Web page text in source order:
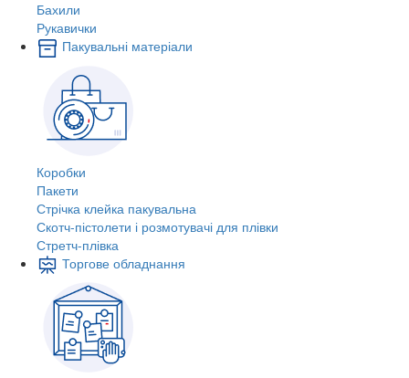
Бахили
Рукавички
Пакувальні матеріали
Коробки
Пакети
Стрічка клейка пакувальна
Скотч-пістолети і розмотувачі для плівки
Стретч-плівка
Торгове обладнання